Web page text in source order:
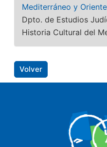
Mediterráneo y
Dpto. de Estudios
Historia Cultural del
Volver